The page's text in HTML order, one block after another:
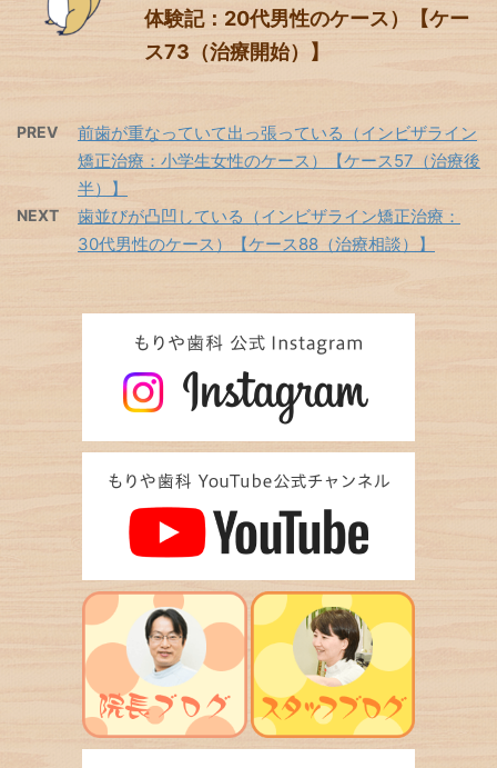
体験記：20代男性のケース）【ケー
ス73（治療開始）】
PREV
前歯が重なっていて出っ張っている（インビザライン
矯正治療：小学生女性のケース）【ケース57（治療後
半）】
NEXT
歯並びが凸凹している（インビザライン矯正治療：
30代男性のケース）【ケース88（治療相談）】